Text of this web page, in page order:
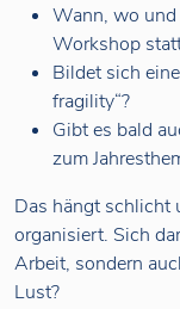
Wann, wo und
Workshop
Bildet sich
fragility“?
Gibt es bald
zum
Das hängt schlicht
organisiert. Sich
Arbeit, sondern
Lust?